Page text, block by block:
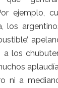
ejemplo,
los
los
ni a